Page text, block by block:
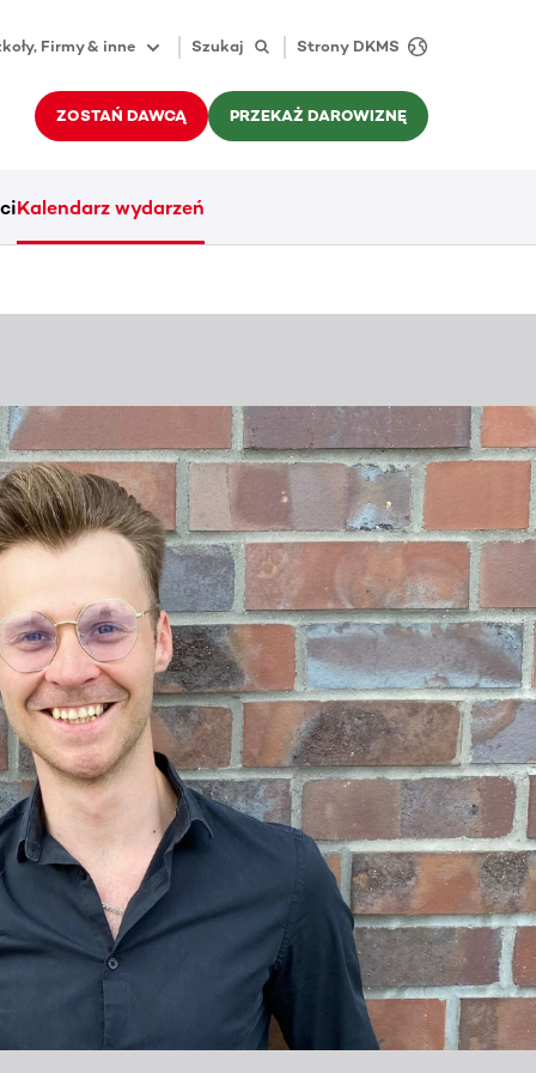
Firmy & inne Szukaj Strony DKMS
ZOSTAŃ DAWCĄ PRZEKAŻ DAROWIZNĘ
Kalendarz wydarzeń